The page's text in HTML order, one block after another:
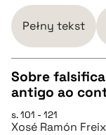
BIBTEX
pobierz cytat
Pełny tekst
CZYSTY TEKST
Sobre
antigo ao
s. 101 - 121
Xosé Ramón